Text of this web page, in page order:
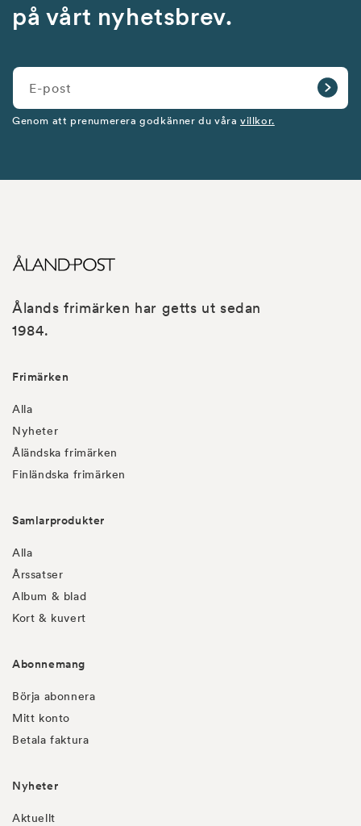
på vårt nyhetsbrev.
E-post
Genom att prenumerera godkänner du våravillkor.
Ålands frimärken har getts ut sedan
1984.
Frimärken
Alla
Nyheter
Åländska frimärken
Finländska frimärken
Samlarprodukter
Alla
Årssatser
Album & blad
Kort & kuvert
Abonnemang
Börja abonnera
Mitt konto
Betala faktura
Nyheter
Aktuellt